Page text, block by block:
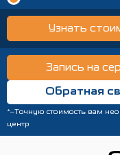
0 20
Узнать
Запись на
Обратная
*–Точную стоимость вам
центр